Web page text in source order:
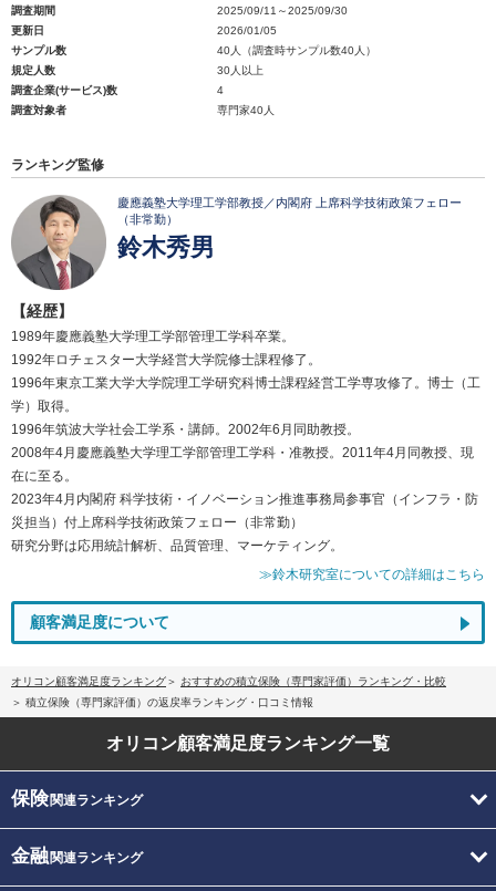
調査期間
2025/09/11～2025/09/30
更新日
2026/01/05
サンプル数
40人（調査時サンプル数40人）
規定人数
30人以上
調査企業(サービス)数
4
調査対象者
専門家40人
ランキング監修
慶應義塾大学理工学部教授／内閣府 上席科学技術政策フェロー
（非常勤）
鈴木秀男
【経歴】
1989年慶應義塾大学理工学部管理工学科卒業。
1992年ロチェスター大学経営大学院修士課程修了。
1996年東京工業大学大学院理工学研究科博士課程経営工学専攻修了。博士（工
学）取得。
1996年筑波大学社会工学系・講師。2002年6月同助教授。
2008年4月慶應義塾大学理工学部管理工学科・准教授。2011年4月同教授、現
在に至る。
2023年4月内閣府 科学技術・イノベーション推進事務局参事官（インフラ・防
災担当）付上席科学技術政策フェロー（非常勤）
研究分野は応用統計解析、品質管理、マーケティング。
≫鈴木研究室についての詳細はこちら
顧客満足度について
オリコン顧客満足度ランキング
おすすめの積立保険（専門家評価）ランキング・比較
積立保険（専門家評価）の返戻率ランキング・口コミ情報
オリコン顧客満足度ランキング一覧
保険関連ランキング
金融関連ランキング